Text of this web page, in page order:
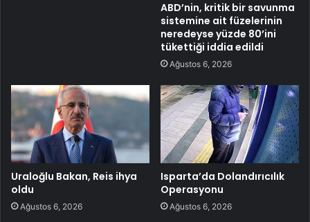
ABD’nin, kritik bir savunma
sistemine ait füzelerinin
neredeyse yüzde 80’ini
tükettiği iddia edildi
Ağustos 6, 2026
Uraloğlu Bakan, Reis ihya
oldu
Ağustos 6, 2026
Isparta’da Dolandırıcılık
Operasyonu
Ağustos 6, 2026